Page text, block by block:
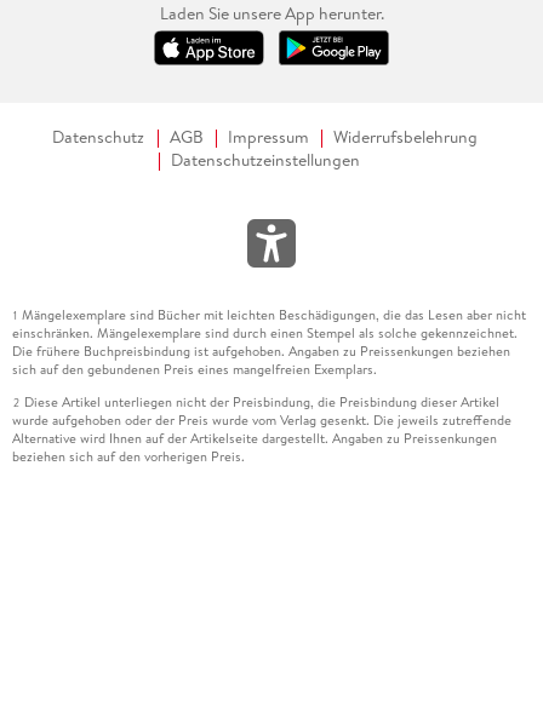
Laden Sie unsere App herunter.
Datenschutz AGB Impressum
Widerrufsbelehrung
Datenschutzeinstellungen
1 Mängelexemplare sind Bücher mit leichten Beschädigungen, die das Lesen aber nicht
einschränken. Mängelexemplare sind durch einen Stempel als solche gekennzeichnet.
Die frühere Buchpreisbindung ist aufgehoben. Angaben zu Preissenkungen beziehen
sich auf den gebundenen Preis eines mangelfreien Exemplars.
2 Diese Artikel unterliegen nicht der Preisbindung, die Preisbindung dieser Artikel
wurde aufgehoben oder der Preis wurde vom Verlag gesenkt. Die jeweils zutreffende
Alternative wird Ihnen auf der Artikelseite dargestellt. Angaben zu Preissenkungen
beziehen sich auf den vorherigen Preis.